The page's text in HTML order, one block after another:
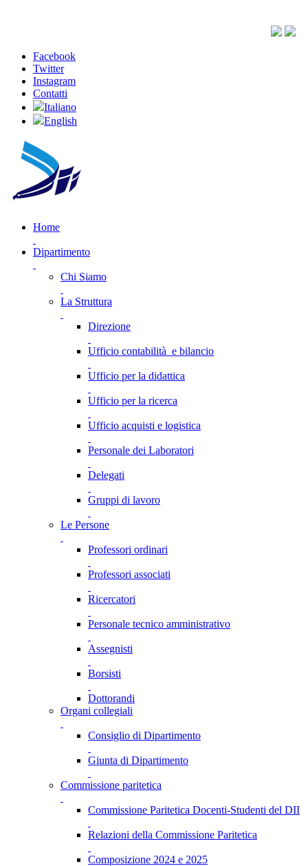
Facebook
Twitter
Instagram
Contatti
Italiano
English
Home
Dipartimento
Chi Siamo
La Struttura
Direzione
Ufficio contabilità e bilancio
Ufficio per la didattica
Ufficio per la ricerca
Ufficio acquisti e logistica
Personale dei Laboratori
Delegati
Gruppi di lavoro
Le Persone
Professori ordinari
Professori associati
Ricercatori
Personale tecnico amministrativo
Assegnisti
Borsisti
Dottorandi
Organi collegiali
Consiglio di Dipartimento
Giunta di Dipartimento
Commissione paritetica
Commissione Paritetica Docenti-Studenti del DII
Relazioni della Commissione Paritetica
Composizione 2024 e 2025